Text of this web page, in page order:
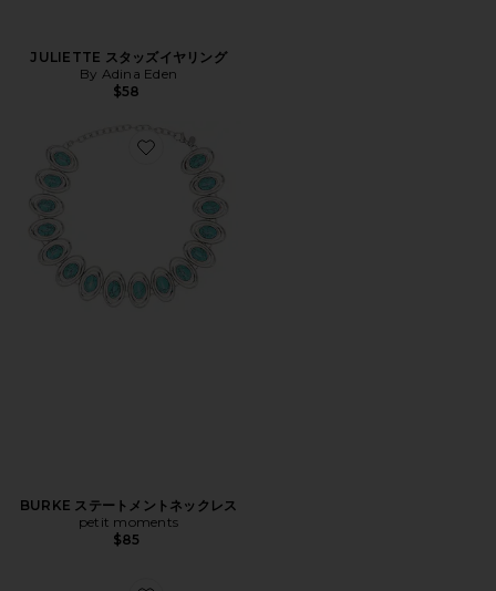
JULIETTE スタッズイヤリング
By Adina Eden
$58
Favorite BURKE ステートメントネックレス
BURKE ステートメントネックレス
petit moments
$85